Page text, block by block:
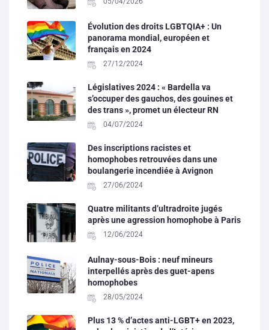
Évolution des droits LGBTQIA+ : Un
panorama mondial, européen et
français en 2024
27/12/2024
Législatives 2024 : « Bardella va
s’occuper des gauchos, des gouines et
des trans », promet un électeur RN
04/07/2024
Des inscriptions racistes et
homophobes retrouvées dans une
boulangerie incendiée à Avignon
27/06/2024
Quatre militants d’ultradroite jugés
après une agression homophobe à Paris
12/06/2024
Aulnay-sous-Bois : neuf mineurs
interpellés après des guet-apens
homophobes
28/05/2024
Plus 13 % d’actes anti-LGBT+ en 2023,